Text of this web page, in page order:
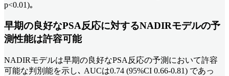
p<0.01)｡
早期の良好なPSA反応に対するNADIRモデルの予
測性能は許容可能
NADIRモデルは早期の良好なPSA反応の予測において許容
可能な判別能を示し､ AUCは0.74 (95%CI 0.66-0.81) であっ